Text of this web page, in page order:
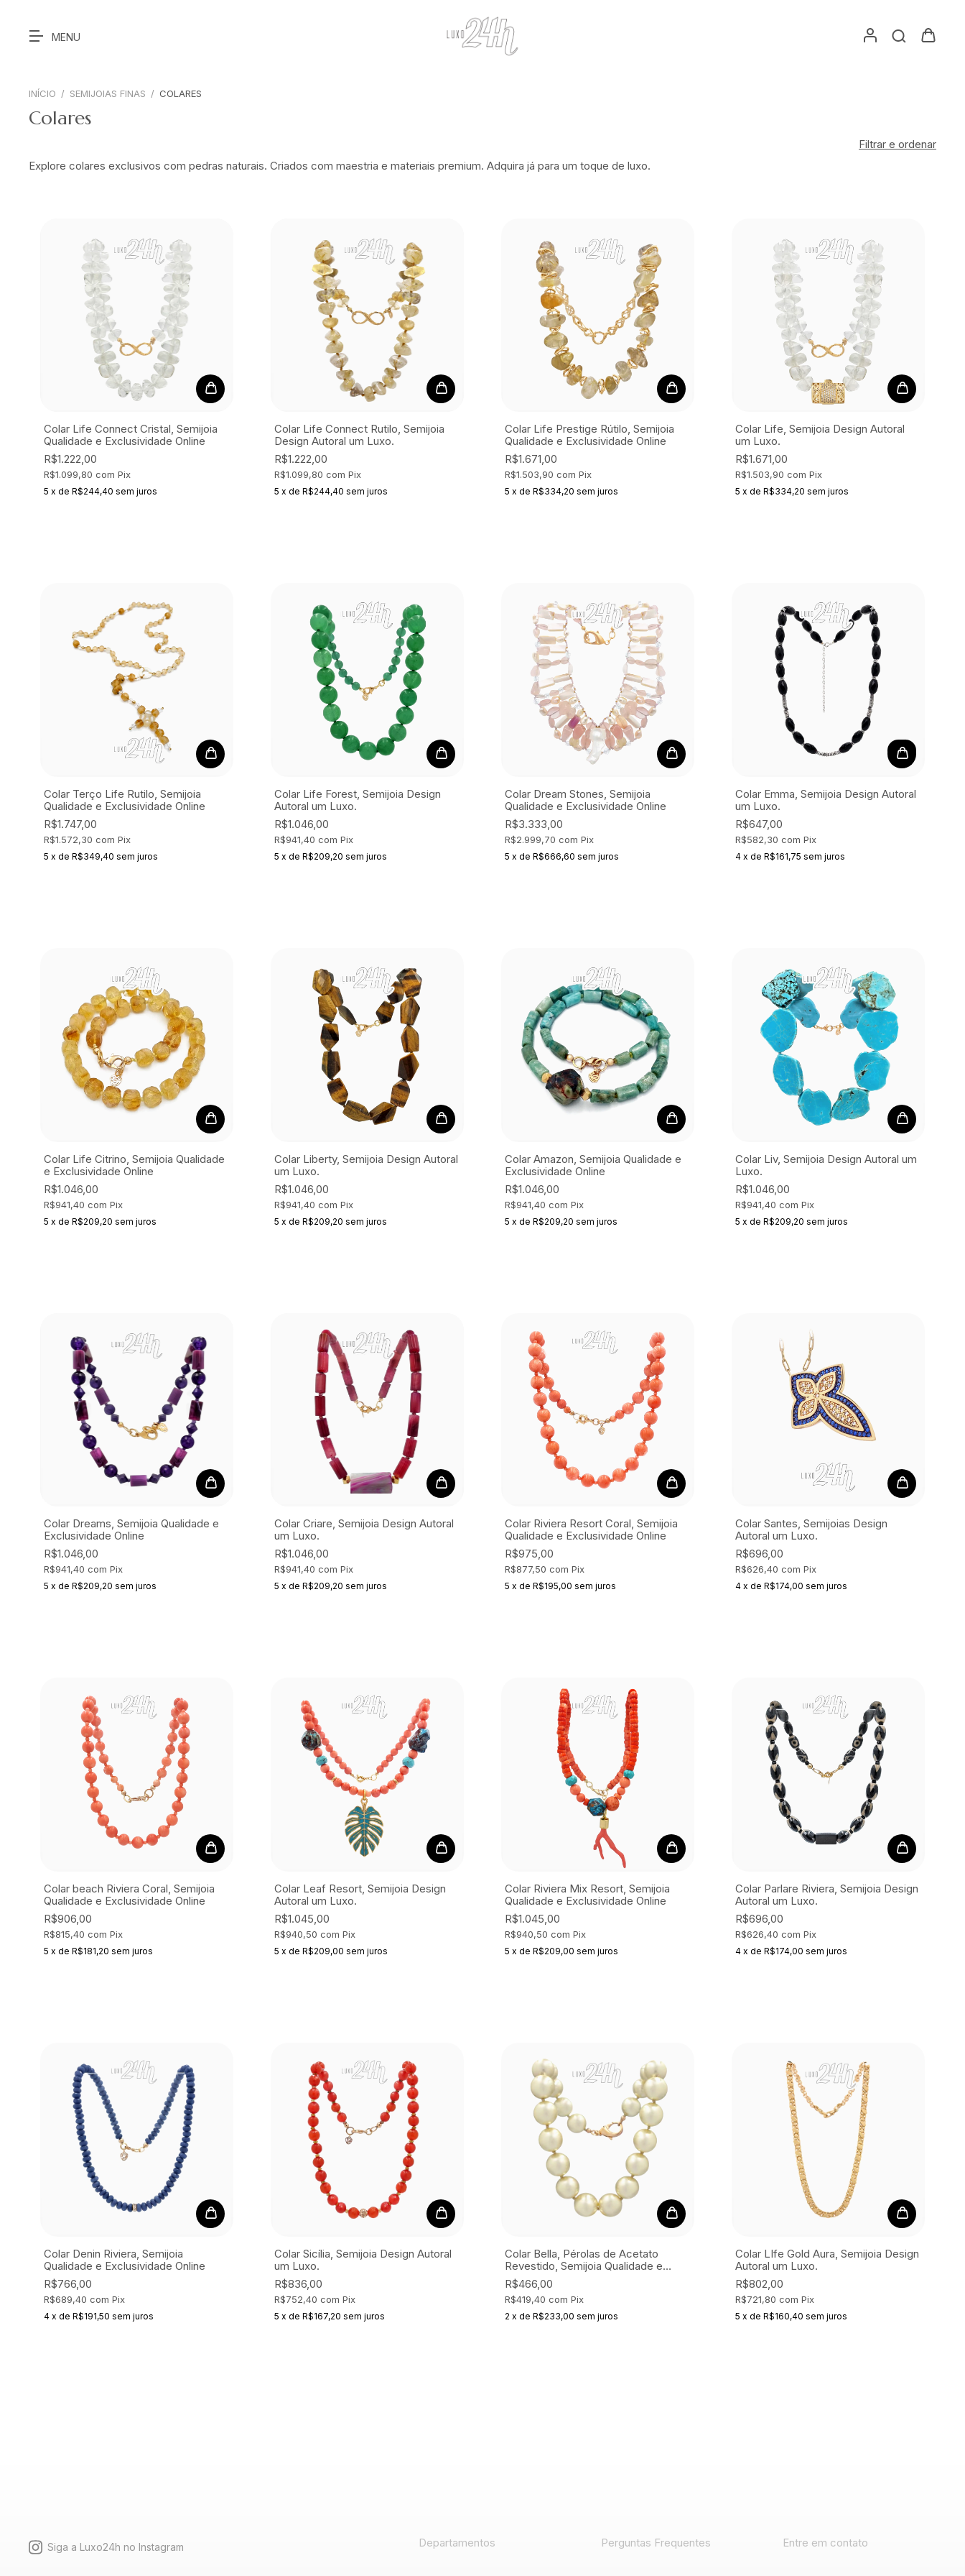
INÍCIO / SEMIJOIAS FINAS / COLARES
Colares
Filtrar e ordenar
Explore colares exclusivos com pedras naturais. Criados com maestria e materiais premium. Adquira já para um toque de luxo.
Colar Life Connect Cristal, Semijoia
Qualidade e Exclusividade Online
R$1.222,00
R$1.099,80 com Pix
5 x de R$244,40 sem juros
Colar Life Connect Rutilo, Semijoia
Design Autoral um Luxo.
R$1.222,00
R$1.099,80 com Pix
5 x de R$244,40 sem juros
Colar Life Prestige Rútilo, Semijoia
Qualidade e Exclusividade Online
R$1.671,00
R$1.503,90 com Pix
5 x de R$334,20 sem juros
Colar Life, Semijoia Design Autoral
um Luxo.
R$1.671,00
R$1.503,90 com Pix
5 x de R$334,20 sem juros
Colar Terço Life Rutilo, Semijoia
Qualidade e Exclusividade Online
R$1.747,00
R$1.572,30 com Pix
5 x de R$349,40 sem juros
Colar Life Forest, Semijoia Design
Autoral um Luxo.
R$1.046,00
R$941,40 com Pix
5 x de R$209,20 sem juros
Colar Dream Stones, Semijoia
Qualidade e Exclusividade Online
R$3.333,00
R$2.999,70 com Pix
5 x de R$666,60 sem juros
Colar Emma, Semijoia Design Autoral
um Luxo.
R$647,00
R$582,30 com Pix
4 x de R$161,75 sem juros
Colar Life Citrino, Semijoia Qualidade
e Exclusividade Online
R$1.046,00
R$941,40 com Pix
5 x de R$209,20 sem juros
Colar Liberty, Semijoia Design Autoral
um Luxo.
R$1.046,00
R$941,40 com Pix
5 x de R$209,20 sem juros
Colar Amazon, Semijoia Qualidade e
Exclusividade Online
R$1.046,00
R$941,40 com Pix
5 x de R$209,20 sem juros
Colar Liv, Semijoia Design Autoral um
Luxo.
R$1.046,00
R$941,40 com Pix
5 x de R$209,20 sem juros
Colar Dreams, Semijoia Qualidade e
Exclusividade Online
R$1.046,00
R$941,40 com Pix
5 x de R$209,20 sem juros
Colar Criare, Semijoia Design Autoral
um Luxo.
R$1.046,00
R$941,40 com Pix
5 x de R$209,20 sem juros
Colar Riviera Resort Coral, Semijoia
Qualidade e Exclusividade Online
R$975,00
R$877,50 com Pix
5 x de R$195,00 sem juros
Colar Santes, Semijoias Design
Autoral um Luxo.
R$696,00
R$626,40 com Pix
4 x de R$174,00 sem juros
Colar beach Riviera Coral, Semijoia
Qualidade e Exclusividade Online
R$906,00
R$815,40 com Pix
5 x de R$181,20 sem juros
Colar Leaf Resort, Semijoia Design
Autoral um Luxo.
R$1.045,00
R$940,50 com Pix
5 x de R$209,00 sem juros
Colar Riviera Mix Resort, Semijoia
Qualidade e Exclusividade Online
R$1.045,00
R$940,50 com Pix
5 x de R$209,00 sem juros
Colar Parlare Riviera, Semijoia Design
Autoral um Luxo.
R$696,00
R$626,40 com Pix
4 x de R$174,00 sem juros
Colar Denin Riviera, Semijoia
Qualidade e Exclusividade Online
R$766,00
R$689,40 com Pix
4 x de R$191,50 sem juros
Colar Sicília, Semijoia Design Autoral
um Luxo.
R$836,00
R$752,40 com Pix
5 x de R$167,20 sem juros
Colar Bella, Pérolas de Acetato
Revestido, Semijoia Qualidade e
Exclusividade Online
R$466,00
R$419,40 com Pix
2 x de R$233,00 sem juros
Colar LIfe Gold Aura, Semijoia Design
Autoral um Luxo.
R$802,00
R$721,80 com Pix
5 x de R$160,40 sem juros
Siga a Luxo24h no Instagram Departamentos Perguntas Frequentes Entre em contato